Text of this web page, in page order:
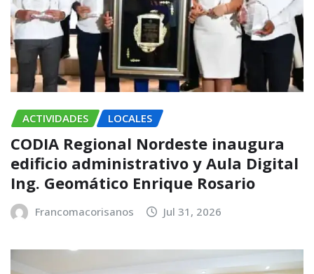
ACTIVIDADES LOCALES
CODIA Regional Nordeste inaugura
edificio administrativo y Aula Digital
Ing. Geomático Enrique Rosario
Francomacorisanos Jul 31, 2026